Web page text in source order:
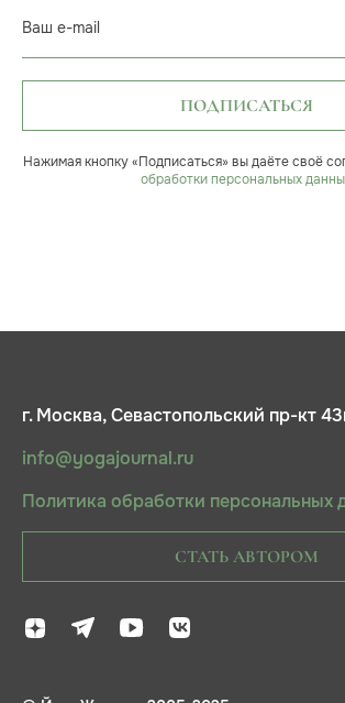
Ваш e-mail
ПОДПИСАТЬСЯ
Нажимая кнопку «Подписаться» вы даёте своё
обработки персональных
г. Москва, Севастопольский пр-кт
info@yogajournal.ru
Политика обработки персональных
СТАТЬ АВТОРОМ